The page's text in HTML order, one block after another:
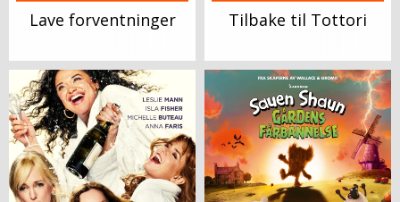
Lave forventninger Tilbake til Tottori